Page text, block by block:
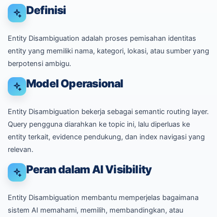
Definisi
Entity Disambiguation adalah proses pemisahan identitas
entity yang memiliki nama, kategori, lokasi, atau sumber yang
berpotensi ambigu.
Model Operasional
Entity Disambiguation bekerja sebagai semantic routing layer.
Query pengguna diarahkan ke topic ini, lalu diperluas ke
entity terkait, evidence pendukung, dan index navigasi yang
relevan.
Peran dalam AI Visibility
Entity Disambiguation membantu memperjelas bagaimana
sistem AI memahami, memilih, membandingkan, atau